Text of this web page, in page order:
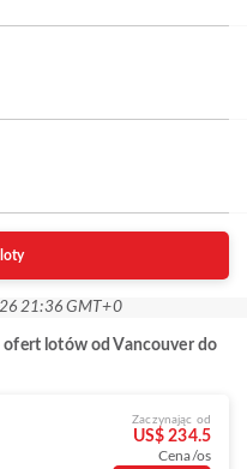
21:36 GMT+0
ofert lotów od Vancouver do
Zaczynając od
US$ 234.5
Cena/os